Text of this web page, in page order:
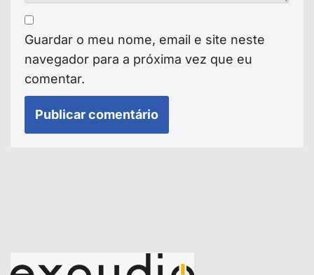
Guardar o meu nome, email e site neste
navegador para a próxima vez que eu
comentar.